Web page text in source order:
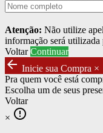
Atenção: Não utilize
informação será utilizada
Voltar Continuar
arrow_back Inicie sua Compra ×
Pra quem você está
Escolha um de seus
Voltar
× error_outline